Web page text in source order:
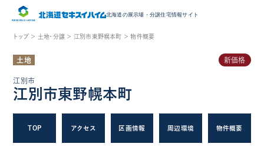
北海道の展示場・ 分譲住宅情報サイト
トップ ＞ 土地・分譲 ＞ 江別市東野幌本町 ＞ 物件概要
土地 新価格
江別市
江別市東野幌本町
TOP アクセス 区画情報 周辺環境 物件概要